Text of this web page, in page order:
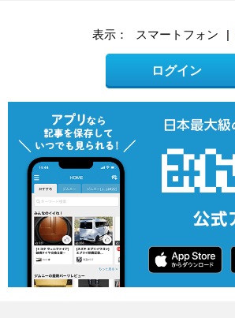
表示： スマートフォン |
ログイン